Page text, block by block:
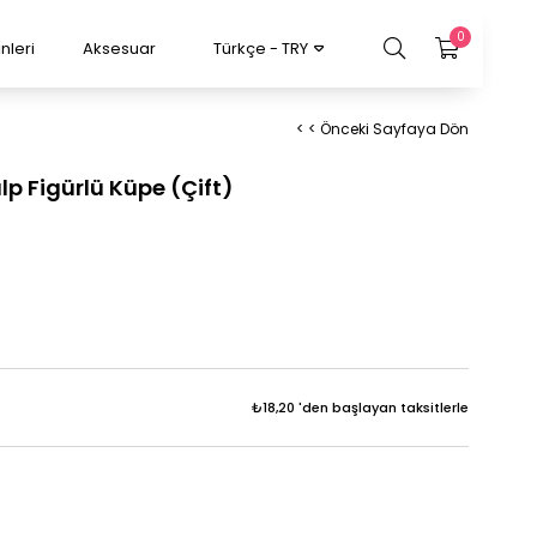
0
Türkçe - TRY
Aksesuar
< < Önceki Sayfaya Dön
Figürlü Küpe (Çift)
₺18,20 'den başlayan taksitlerle